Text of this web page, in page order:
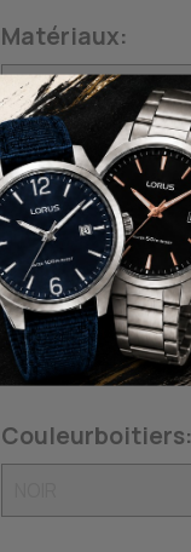
Matériaux:
Bracelets:
Mouvements:
Couleurboitiers: